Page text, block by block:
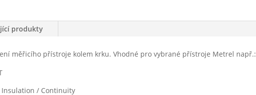
produkty
měřicího přístroje kolem krku. Vhodné pro vybrané přístroje Metrel např.:
Insulation / Continuity